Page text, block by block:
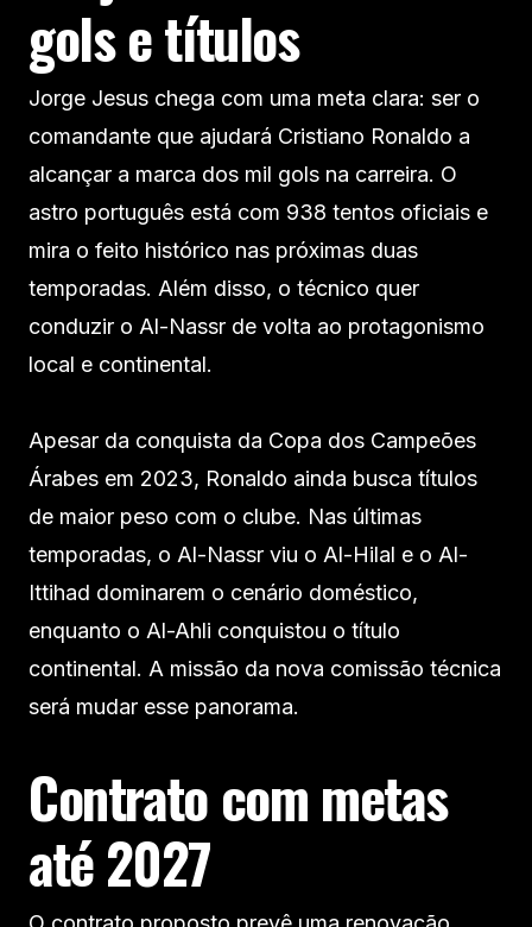
gols e títulos
Jorge Jesus chega com uma meta clara: ser o
comandante que ajudará Cristiano Ronaldo a
alcançar a marca dos mil gols na carreira. O
astro português está com 938 tentos oficiais e
mira o feito histórico nas próximas duas
temporadas. Além disso, o técnico quer
conduzir o Al-Nassr de volta ao protagonismo
local e continental.
Apesar da conquista da Copa dos Campeões
Árabes em 2023, Ronaldo ainda busca títulos
de maior peso com o clube. Nas últimas
temporadas, o Al-Nassr viu o Al-Hilal e o Al-
Ittihad dominarem o cenário doméstico,
enquanto o Al-Ahli conquistou o título
continental. A missão da nova comissão técnica
será mudar esse panorama.
Contrato com metas
até 2027